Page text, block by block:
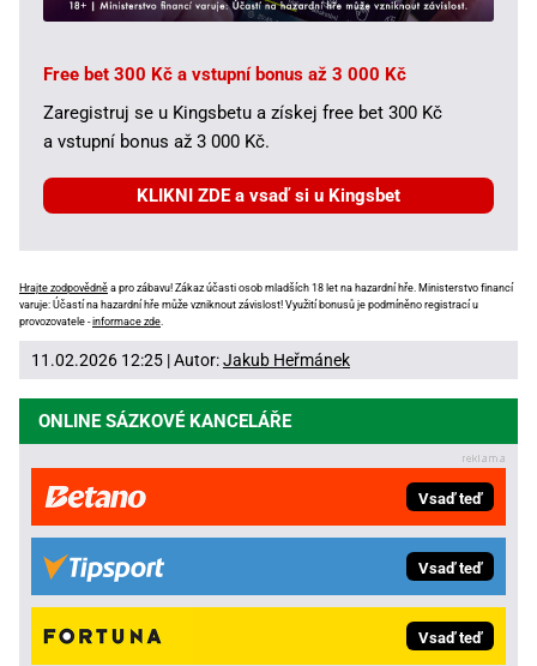
Free bet 300 Kč a vstupní bonus až 3 000 Kč
Zaregistruj se u Kingsbetu a získej free bet 300 Kč
a vstupní bonus až 3 000 Kč.
KLIKNI ZDE a vsaď si u Kingsbet
Hrajte zodpovědně a pro zábavu! Zákaz účasti osob mladších 18 let na hazardní hře. Ministerstvo financí
varuje: Účastí na hazardní hře může vzniknout závislost! Využití bonusů je podmíněno registrací u
provozovatele -informace zde
11.02.2026 12:25 | Autor:Jakub Heřmánek
ONLINE SÁZKOVÉ KANCELÁŘE
Vsaď teď
Vsaď teď
Vsaď teď